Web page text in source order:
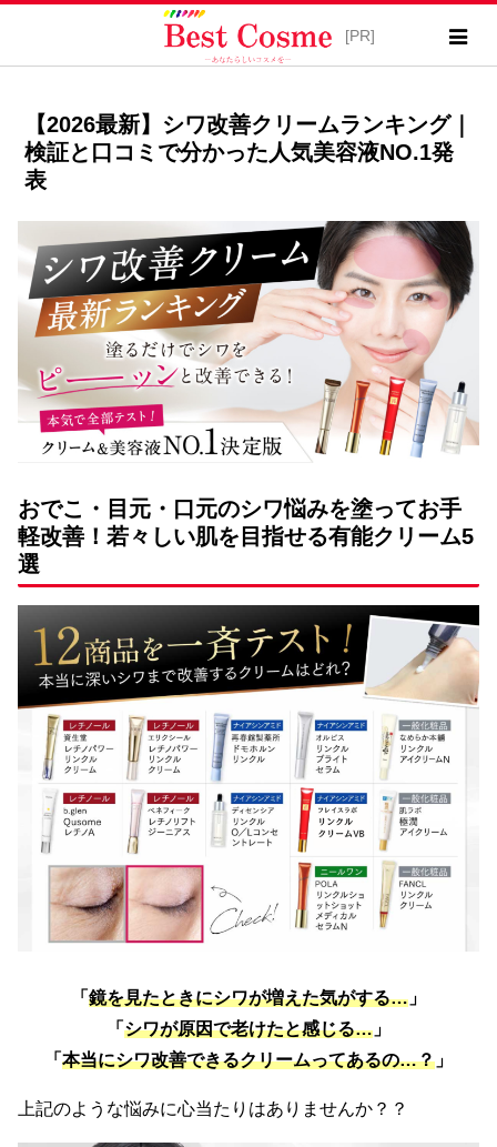
【2026最新】シワ改善クリームランキング｜
検証と口コミで分かった人気美容液NO.1発
表
おでこ・目元・口元のシワ悩みを塗ってお手
軽改善！若々しい肌を目指せる有能クリーム5
選
「 鏡を見たときにシワが増えた気がする… 」
「 シワが原因で老けたと感じる… 」
「 本当にシワ改善できるクリームってあるの…？ 」
上記のような悩みに心当たりはありませんか？？